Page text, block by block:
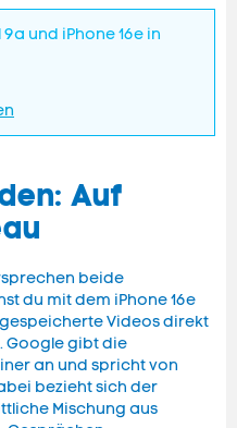
und iPhone 16e in
Auf
beide
du mit dem iPhone 16e
Videos direkt
Google gibt die
an und spricht von
bezieht sich der
Mischung aus